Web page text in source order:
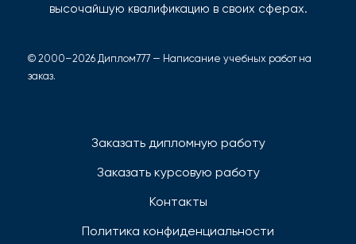
высочайшую квалификацию в своих сферах.
© 2000–2026 Диплом777 — Написание учебных работ на
заказ.
Заказать дипломную работу
Заказать курсовую работу
Контакты
Политика конфиденциальности